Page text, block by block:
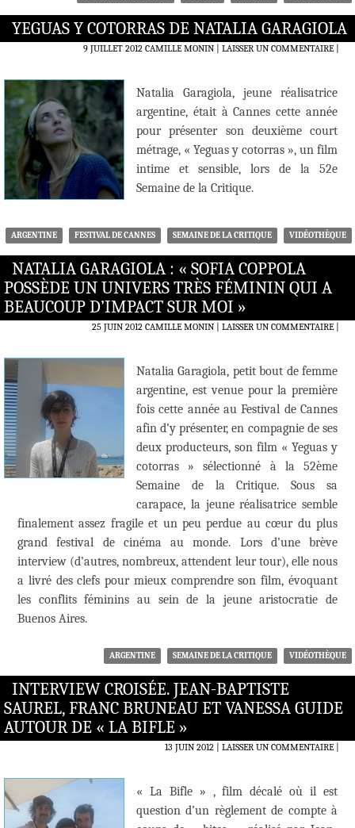
YEGUAS Y COTORRAS DE NATALIA GARAGIOLA
9 JUILLET 2012 CAMILLE MONIN LAISSER UN COMMENTAIRE|
Natalia Garagiola, jeune réalisatrice
argentine, était à Cannes cette année
pour présenter son deuxième court
métrage, « Yeguas y cotorras », un film
intime et sensible, lors de la 52e
Semaine de la Critique.
ARGENTINE FESTIVAL DE CANNES SEMAINE DE LA CRITIQUE VIDÉOTHÈQUE
NATALIA GARAGIOLA : « SOFIA COPPOLA
POSSÈDE UN UNIVERS TRÈS FÉMININ QUI A
BEAUCOUP D’IMPACT SUR MOI »
25 JUIN 2012 CAMILLE MONIN LAISSER UN COMMENTAIRE|
Natalia Garagiola, petit bout de femme
argentine, est venue pour la première
fois cette année au Festival de Cannes
afin d’y présenter, en compagnie de ses
deux producteurs, son film « Yeguas y
cotorras » sélectionné à la 52ème
Semaine de la Critique. Sous sa
carapace, la jeune réalisatrice semble
finalement assez fragile et un peu perdue au cœur du plus
grand festival de cinéma au monde. Lors d’une brève
interview (d’autres, nombreux, attendent leur tour), elle nous
a livré des clefs pour mieux comprendre son film, évoquant
les conflits féminins au sein de la jeune aristocratie de
Buenos Aires.
ARGENTINE SEMAINE DE LA CRITIQUE VIDÉOTHÈQUE
INTERVIEW CROISÉE. JEAN-BAPTISTE
SAUREL, FRANC BRUNEAU ET VANESSA GUIDE
AUTOUR DE « LA BIFLE »
13 JUIN 2012 LAISSER UN COMMENTAIRE|
« La Bifle » , film décalé où il est
question d’un règlement de compte à